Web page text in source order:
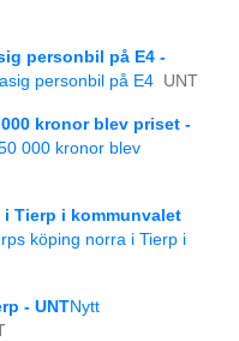
personbil på E4 -
personbil på E4 UNT
kronor blev priset -
000 kronor blev
Tierp i kommunvalet
köping norra i Tierp i
- UNTNytt